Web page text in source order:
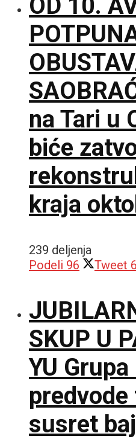
na Tari u
biće
kraja
239 deljenja
Podeli 96 Tweet
SKUP U
YU
susret